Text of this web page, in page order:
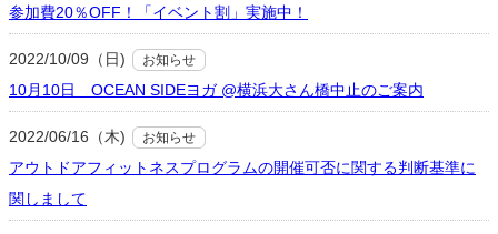
参加費20％OFF！「イベント割」実施中！
2022/10/09（日) お知らせ
10月10日 OCEAN SIDEヨガ @横浜大さん橋中止のご案内
2022/06/16（木) お知らせ
アウトドアフィットネスプログラムの開催可否に関する判断基準に
関しまして